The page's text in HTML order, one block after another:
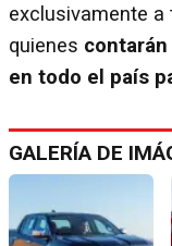
exclusivamente
quienes
en todo el país
GALERÍA DE